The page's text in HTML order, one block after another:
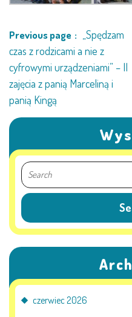
RADOŚĆ – ZABAWA – NAUKA
NASZA KONCEPCJA
ROCZNY PLAN PRACY
KORZYSTANIE Z TIK
OSIĄGNIĘCIA
Previous page
„Spędzam
czas z rodzicami a nie z
cyfrowymi urządzeniami” – II
zajęcia z panią Marceliną i
panią Kingą
czerwiec 2026